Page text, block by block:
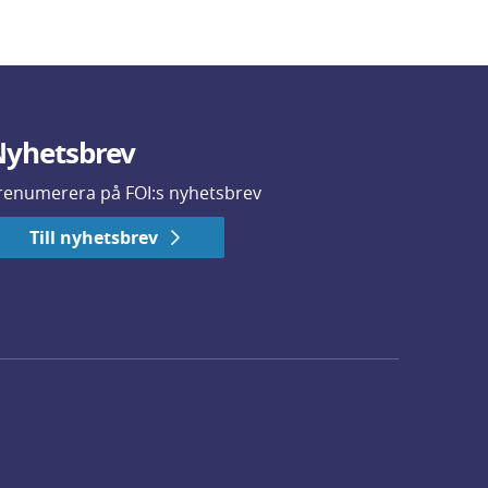
på FOI:s nyhetsbrev
Till nyhetsbrev